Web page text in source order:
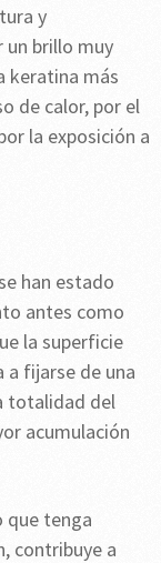
y
un brillo muy
keratina más
de calor, por el
la exposición a
han estado
antes como
la superficie
a fijarse de una
totalidad del
acumulación
que tenga
contribuye a